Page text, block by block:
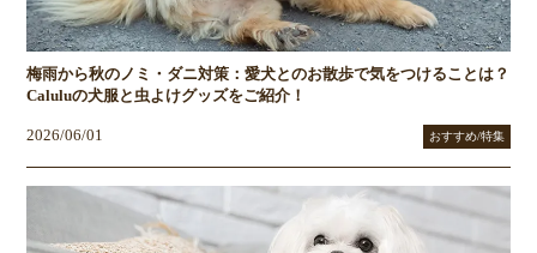
梅雨から秋のノミ・ダニ対策：愛犬とのお散歩で気をつけることは？
Caluluの犬服と虫よけグッズをご紹介！
2026/06/01 おすすめ/特集